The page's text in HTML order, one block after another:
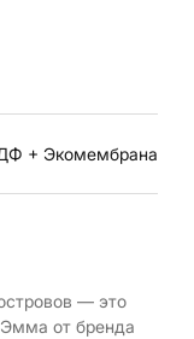
+ Экомембрана
— это
от бренда